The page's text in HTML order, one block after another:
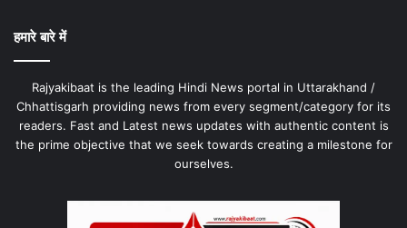
हमारे बारे में
Rajyakibaat is the leading Hindi News portal in Uttarakhand /
Chhattisgarh providing news from every segment/category for its
readers. Fast and Latest news updates with authentic content is
the prime objective that we seek towards creating a milestone for
ourselves.